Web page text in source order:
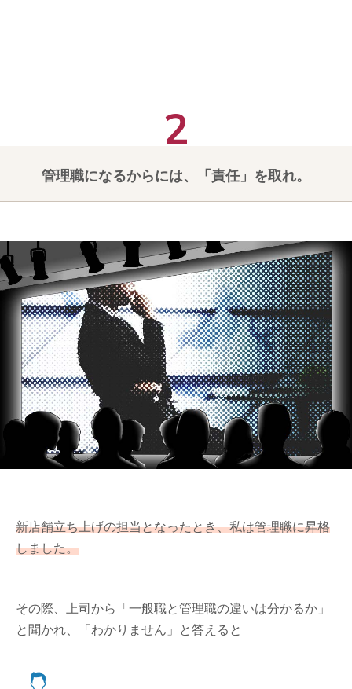
管理職になるからには、「責任」を取れ。
新店舗立ち上げの担当となったとき、私は管理職に昇格
しました。
その際、上司から「一般職と管理職の違いは分かるか」
と聞かれ、「わかりません」と答えると